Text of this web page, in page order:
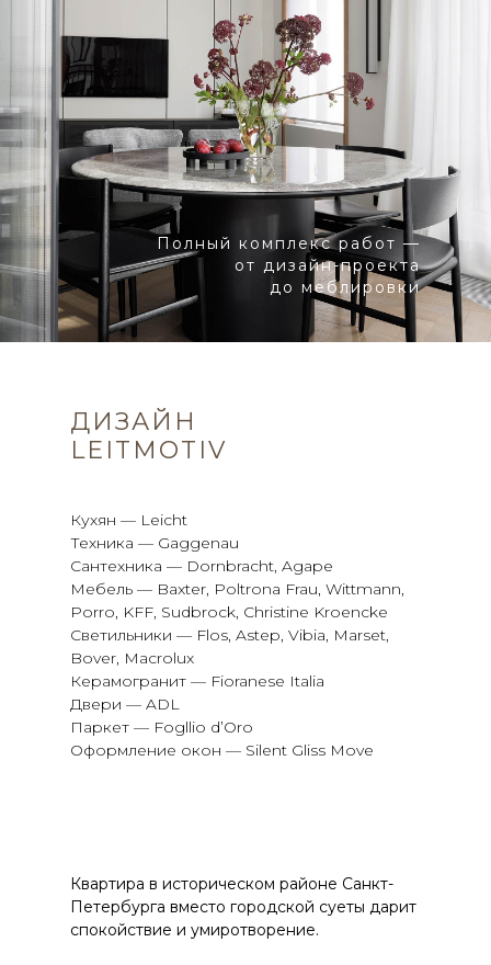
Полный комплекс работ —
от дизайн-проекта
до меблировки
Кухян — Leicht
Техника — Gaggenau
Сантехника — Dornbracht, Agape
Мебель — Baxter, Poltrona Frau, Wittmann,
Porro, KFF, Sudbrock, Christine Kroencke
Светильники — Flos, Astep, Vibia, Marset,
Bover, Macrolux
Керамогранит — Fioranese Italia
Двери — ADL
Паркет — Fogllio d’Oro
Оформление окон — Silent Gliss Move
ДИЗАЙН
LEITMOTIV
Квартира в историческом районе Санкт-
Петербурга вместо городской суеты дарит
спокойствие и умиротворение.